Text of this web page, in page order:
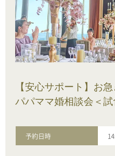
【安心サポート】お
パパママ婚相談会＜試
予約日時